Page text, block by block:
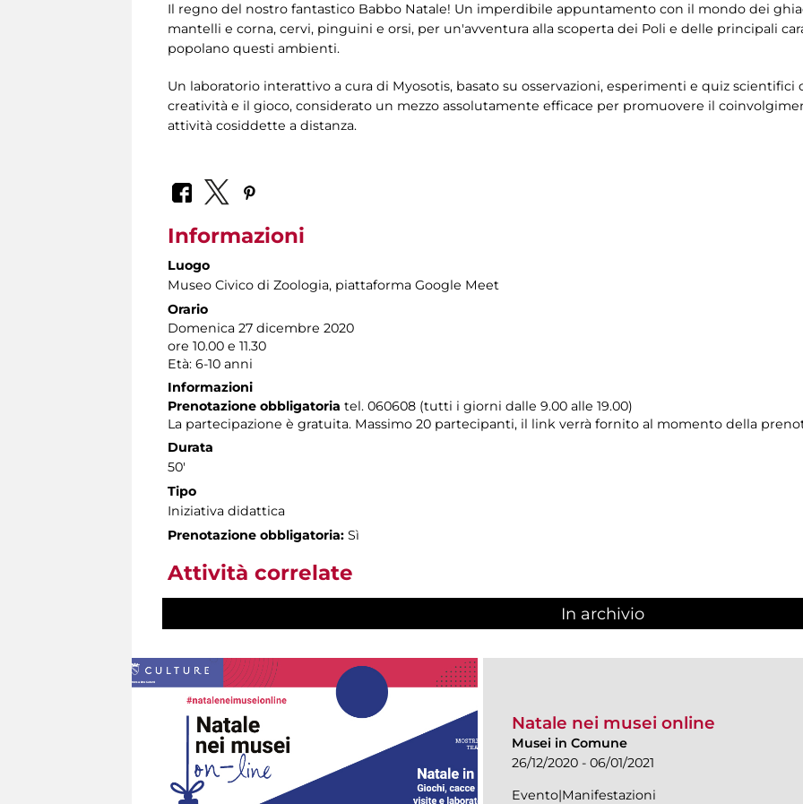
Il regno del nostro fantastico Babbo Natale! Un imperdibile appuntamento con il mondo dei
mantelli e corna, cervi, pinguini e orsi, per un'avventura alla scoperta dei Poli e delle principali
popolano questi ambienti.
Un laboratorio interattivo a cura di Myosotis, basato su osservazioni, esperimenti e quiz
creatività e il gioco, considerato un mezzo assolutamente efficace per promuovere il
attività cosiddette a distanza.
Informazioni
Luogo
Museo Civico di Zoologia, piattaforma Google Meet
Orario
Domenica 27 dicembre 2020
ore 10.00 e 11.30
Età: 6-10 anni
Informazioni
Prenotazione obbligatoria tel. 060608 (tutti i giorni dalle 9.00 alle 19.00)
La partecipazione è gratuita. Massimo 20 partecipanti, il link verrà fornito al momento della
Durata
50'
Tipo
Iniziativa didattica
Prenotazione obbligatoria: Sì
Attività correlate
In archivio
Natale nei musei online
Musei in Comune
26/12/2020 - 06/01/2021
Evento|Manifestazioni